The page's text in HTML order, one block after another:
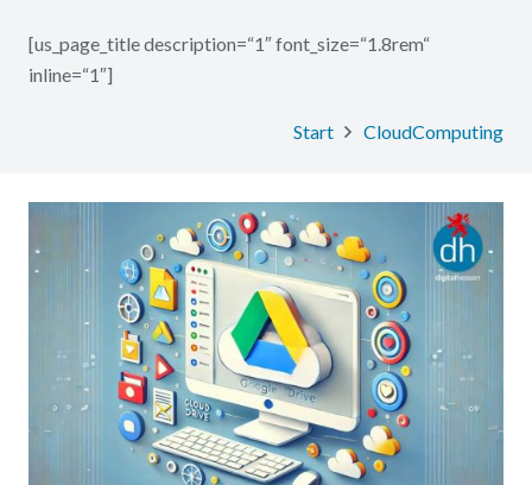
[us_page_title description=“1″ font_size=“1.8rem“
inline=“1″]
Start CloudComputing